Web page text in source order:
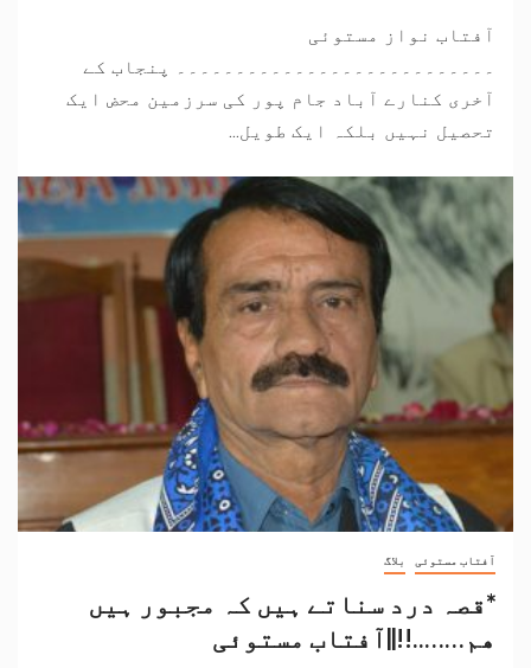
آفتاب نواز مستوئی
۔۔۔۔۔۔۔۔۔۔۔۔۔۔۔۔۔۔۔۔۔۔۔۔۔۔۔ پنجاب کے
آخری کنارے آباد جام پور کی سرزمین محض ایک
تحصیل نہیں بلکہ ایک طویل...
آفتاب مستوئی بلاگ
*قصہ درد سناتے ہیں کہ مجبور ہیں
ھم……..!!||آفتاب مستوئی